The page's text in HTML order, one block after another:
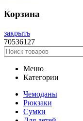
Корзина
закрыть
70536127
Меню
Категории
Чемоданы
Рюкзаки
Сумки